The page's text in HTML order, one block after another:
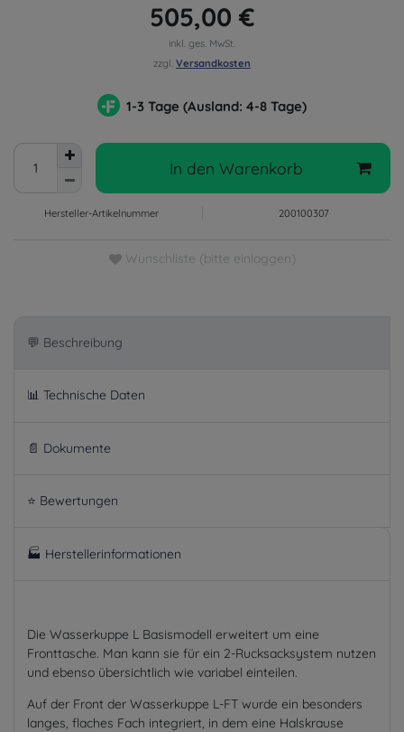
505,00 €
inkl. ges. MwSt.
zzgl. Versandkosten
1-3 Tage (Ausland: 4-8 Tage)
In den Warenkorb
Hersteller-Artikelnummer 200100307
Wunschliste (bitte einloggen)
💬 Beschreibung
📊 Technische Daten
📄 Dokumente
⭐ Bewertungen
🏭 Herstellerinformationen
Die Wasserkuppe L Basismodell erweitert um eine
Fronttasche. Man kann sie für ein 2-Rucksacksystem nutzen
und ebenso übersichtlich wie variabel einteilen.
Auf der Front der Wasserkuppe L-FT wurde ein besonders
langes, flaches Fach integriert, in dem eine Halskrause